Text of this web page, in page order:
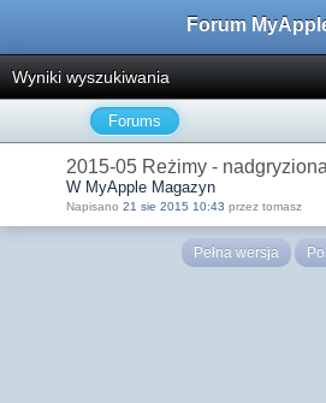
Forum
Wyniki wyszukiwania
Forums
2015-05 Reżimy -
W MyApple Magazyn
Napisano 21 sie 2015 10:43 przez tomasz
Pełna wersja